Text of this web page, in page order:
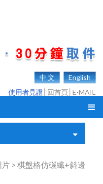
中 文
English
使用者見證 回首頁 E-MAIL
> 棋盤格仿碳纖+斜邊